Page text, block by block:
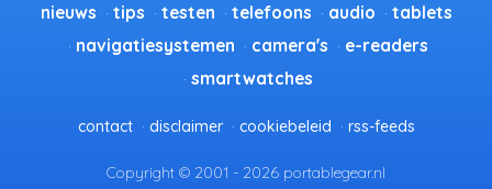
nieuws tips testen telefoons audio
tablets
navigatiesystemen
camera's
e-readers
smartwatches
contact disclaimer cookiebeleid rss-feeds
Copyright © 2001 - 2026 portablegear.nl